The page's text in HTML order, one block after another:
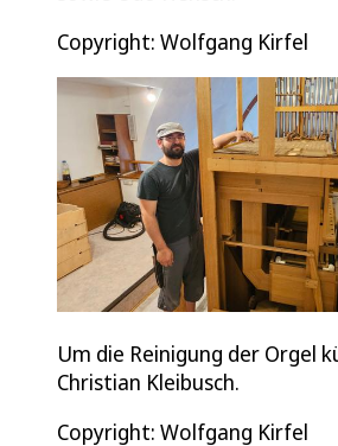
Copyright: Wolfgang Kirfel
Um die Reinigung der Orgel
Christian Kleibusch.
Copyright: Wolfgang Kirfel